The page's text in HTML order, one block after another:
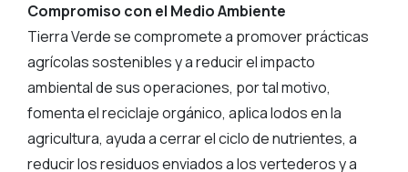
Compromiso con el Medio Ambiente
Tierra Verde se compromete a promover prácticas
agrícolas sostenibles y a reducir el impacto
ambiental de sus operaciones, por tal motivo,
fomenta el reciclaje orgánico, aplica lodos en la
agricultura, ayuda a cerrar el ciclo de nutrientes, a
reducir los residuos enviados a los vertederos y a